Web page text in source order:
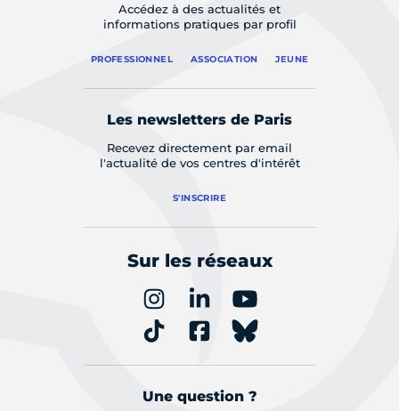
Accédez à des actualités et
informations pratiques par profil
PROFESSIONNEL ASSOCIATION JEUNE
Les newsletters de Paris
Recevez directement par email
l'actualité de vos centres d'intérêt
S'INSCRIRE
Sur les réseaux
Une question ?